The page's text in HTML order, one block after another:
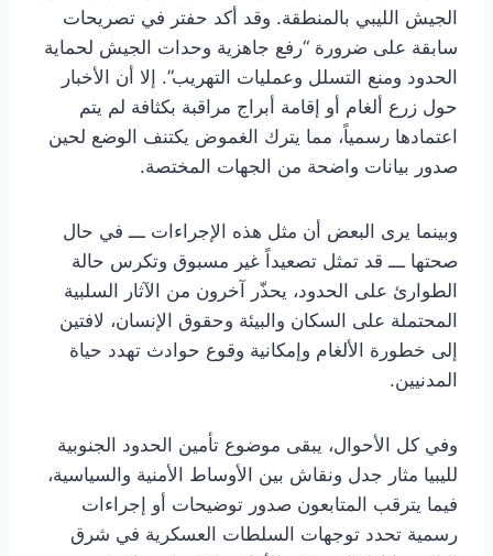
الجيش الليبي بالمنطقة. وقد أكد حفتر في تصريحات
سابقة على ضرورة “رفع جاهزية وحدات الجيش لحماية
الحدود ومنع التسلل وعمليات التهريب”. إلا أن الأخبار
حول زرع ألغام أو إقامة أبراج مراقبة بكثافة لم يتم
اعتمادها رسمياً، مما يترك الغموض يكتنف الوضع لحين
صدور بيانات واضحة من الجهات المختصة.
وبينما يرى البعض أن مثل هذه الإجراءات ـــ في حال
صحتها ـــ قد تمثل تصعيداً غير مسبوق وتكرس حالة
الطوارئ على الحدود، يحذّر آخرون من الآثار السلبية
المحتملة على السكان والبيئة وحقوق الإنسان، لافتين
إلى خطورة الألغام وإمكانية وقوع حوادث تهدد حياة
المدنيين.
وفي كل الأحوال، يبقى موضوع تأمين الحدود الجنوبية
لليبيا مثار جدل ونقاش بين الأوساط الأمنية والسياسية،
فيما يترقب المتابعون صدور توضيحات أو إجراءات
رسمية تحدد توجهات السلطات العسكرية في شرق